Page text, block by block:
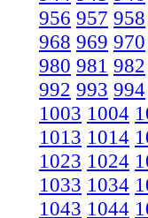
956 957 958
968 969 970
980 981 982
992 993 994
1003 1004
1013 1014
1023 1024
1033 1034
1043 1044